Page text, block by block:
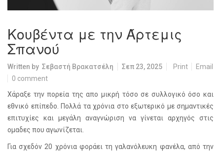
Κουβέντα με την Άρτεμις
Σπανού
Written by Σεβαστή Βρακατσέλη Σεπ 23, 2025 Print
Email
0 comment
Χάραξε την πορεία της απο μικρή τόσο σε συλλογικό όσο και
εθνικό επίπεδο. Πολλά τα χρόνια στο εξωτερικό με σημαντικές
επιτυχίες και μεγάλη αναγνώριση να γίνεται αρχηγός στις
ομαδες που αγωνίζεται.
Για σχεδόν 20 χρόνια φοράει τη γαλανόλευκη φανέλα, από την